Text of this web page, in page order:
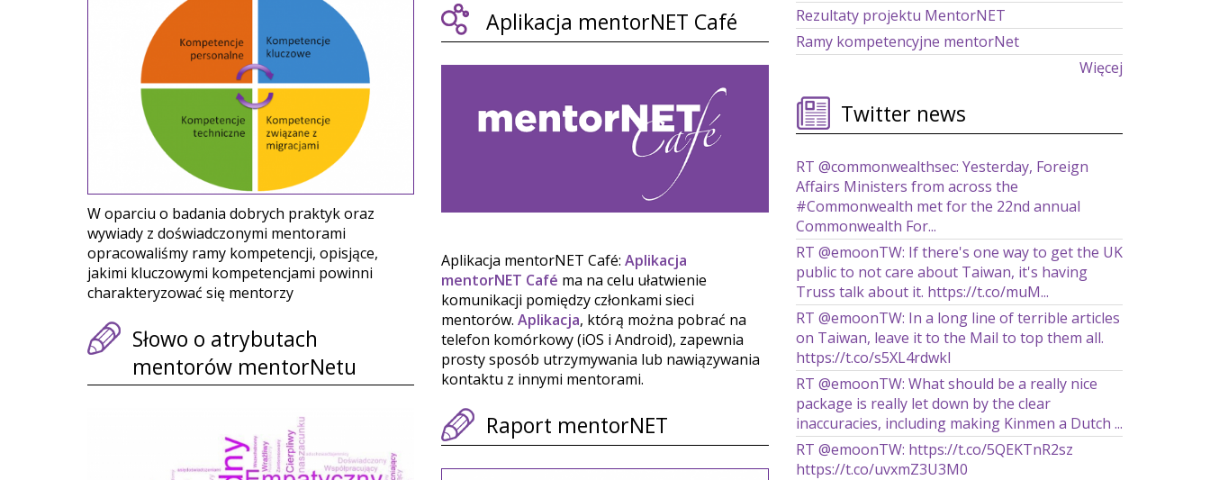
W oparciu o badania dobrych praktyk oraz
wywiady z doświadczonymi mentorami
opracowaliśmy ramy kompetencji, opisjące,
jakimi kluczowymi kompetencjami powinni
charakteryzować się mentorzy
Słowo o atrybutach
mentorów mentorNetu
Aplikacja mentorNET Café
Aplikacja mentorNET Café:Aplikacja
mentorNET Café ma na celu ułatwienie
komunikacji pomiędzy członkami sieci
mentorów.Aplikacja, którą można pobrać na
telefon komórkowy (iOS i Android), zapewnia
prosty sposób utrzymywania lub nawiązywania
kontaktu z innymi mentorami.
Raport mentorNET
Rezultaty projektu MentorNET
Ramy kompetencyjne mentorNet
Więcej
Twitter news
RT @commonwealthsec: Yesterday, Foreign
Affairs Ministers from across the
#Commonwealth met for the 22nd annual
Commonwealth For...
RT @emoonTW: If there's one way to get the UK
public to not care about Taiwan, it's having
Truss talk about it. https://t.co/muM...
RT @emoonTW: In a long line of terrible articles
on Taiwan, leave it to the Mail to top them all.
https://t.co/s5XL4rdwkl
RT @emoonTW: What should be a really nice
package is really let down by the clear
inaccuracies, including making Kinmen a Dutch ...
RT @emoonTW: https://t.co/5QEKTnR2sz
https://t.co/uvxmZ3U3M0